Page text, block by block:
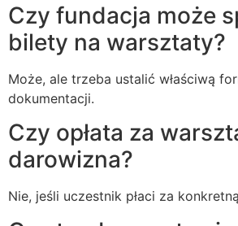
Czy fundacja może
bilety na warsztaty?
Może, ale trzeba ustalić właściwą
dokumentacji.
Czy opłata za
darowizna?
Nie, jeśli uczestnik płaci za